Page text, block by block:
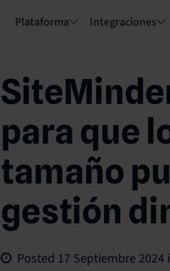
Plataforma Integraciones
para que
tamaño
gestión
Posted 17 Septiembre 2024